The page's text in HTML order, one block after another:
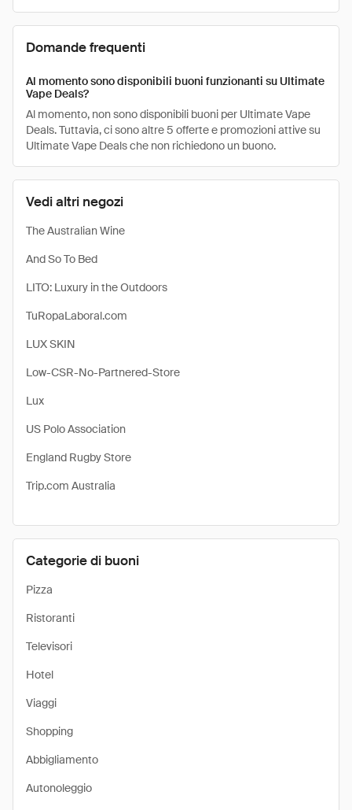
Vedi altri negozi
The Australian Wine
And So To Bed
LITO: Luxury in the Outdoors
TuRopaLaboral.com
LUX SKIN
Low-CSR-No-Partnered-Store
Lux
US Polo Association
England Rugby Store
Trip.com Australia
Categorie di buoni
Pizza
Ristoranti
Televisori
Hotel
Viaggi
Shopping
Abbigliamento
Autonoleggio
Domande frequenti
Al momento sono disponibili buoni funzionanti su Ultimate
Vape Deals?
Al momento, non sono disponibili buoni per Ultimate Vape
Deals. Tuttavia, ci sono altre 5 offerte e promozioni attive su
Ultimate Vape Deals che non richiedono un buono.